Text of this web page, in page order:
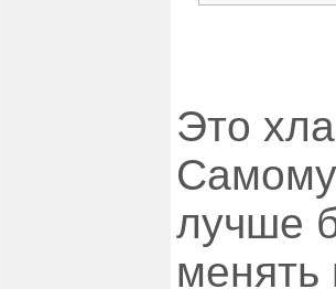
Это
Самому
лучше
менять